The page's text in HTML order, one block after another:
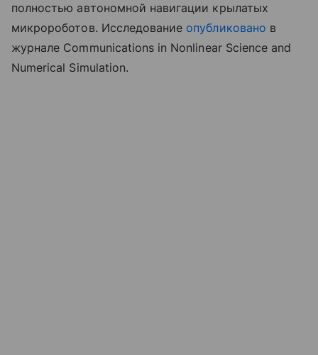
полностью автономной навигации крылатых
микророботов. Исследованиеопубликовано в
журнале Communications in Nonlinear Science and
Numerical Simulation.